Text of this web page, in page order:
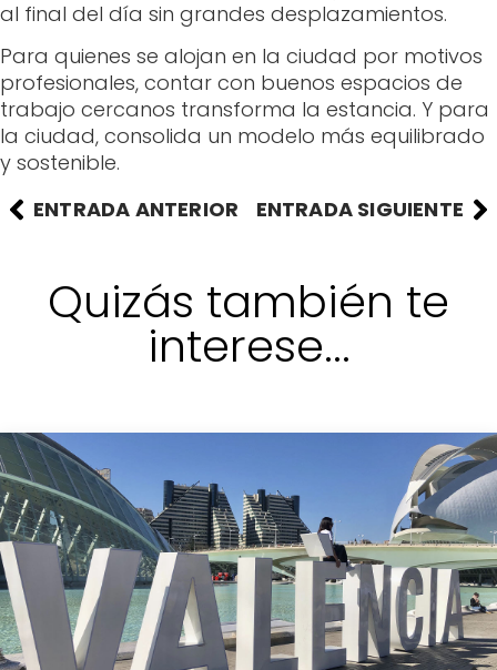
al final del día sin grandes desplazamientos.
Para quienes se alojan en la ciudad por motivos
profesionales, contar con buenos espacios de
trabajo cercanos transforma la estancia. Y para
la ciudad, consolida un modelo más equilibrado
y sostenible.
ENTRADA ANTERIOR
ENTRADA SIGUIENTE
Quizás también te
interese...